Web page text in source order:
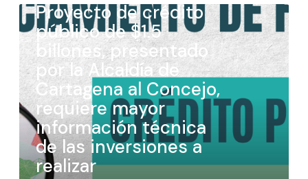
Proyecto de crédito
público de $1.5
billones, presentado
por la Alcaldía de
Cartagena al Concejo,
requiere mayor
información técnica
de las inversiones a
realizar